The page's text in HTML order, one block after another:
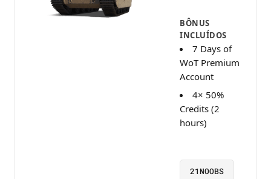
BÔNUS
INCLUÍDOS
7 Days of
WoT Premium
Account
4× 50%
Credits (2
hours)
21NOOBS